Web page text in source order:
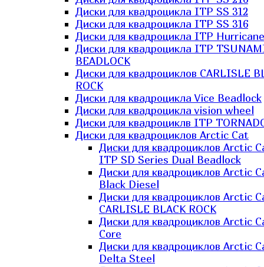
Диски для квадроцикла ITP SS 312
Диски для квадроцикла ITP SS 316
Диски для квадроцикла ITP Hurricane
Диски для квадроцикла ITP
BEADLOCK
Диски для квадроциклов CARLISLE
ROCK
Диски для квадроцикла Vice Beadlock
Диски для квадроцикла vision wheel
Диски для квадроциклв ITP
Диски для квадроциклов Arctic Cat
Диски для квадроциклов Arctic
ITP SD Series Dual Beadlock
Диски для квадроциклов Arctic
Black Diesel
Диски для квадроциклов Arctic
CARLISLE BLACK ROCK
Диски для квадроциклов Arctic
Core
Диски для квадроциклов Arctic
Delta Steel